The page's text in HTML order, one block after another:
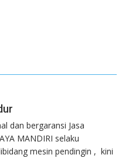
dan bergaransi Jasa
MANDIRI selaku
mesin pendingin , kini